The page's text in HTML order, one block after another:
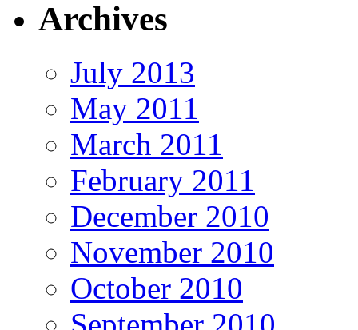
Archives
July 2013
May 2011
March 2011
February 2011
December 2010
November 2010
October 2010